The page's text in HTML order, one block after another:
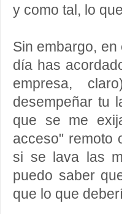
y como tal, lo
Sin embargo,
día has
empresa,
desempeñar tu
que se me
acceso" remoto
si se lava las
puedo saber
que lo que